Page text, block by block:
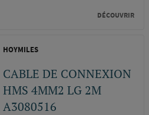
DÉCOUVRIR
HOYMILES
CABLE DE CONNEXION
HMS 4MM2 LG 2M
A3080516